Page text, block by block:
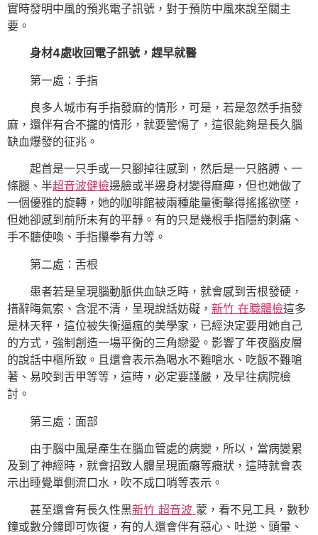
實時發明中風的預兆電子訊號，對于預防中風來說至關主
要。
身材4處收回電子訊號，趕早就醫
第一處：手指
良多人城市有手指發麻的情形，可是，若是忽然手指發
麻，還伴有合不攏的情形，就要警惕了，這很能夠是長久腦
缺血爆發的征兆。
起首是一只手或一只腳掉往感到，然后是一只胳膊、一
條腿、半超音波健檢邊臉或半邊身材變得麻痺，但也她做了
一個優雅的旋轉，她的咖啡館被兩種能量衝擊得搖搖欲墜，
但她卻感到前所未有的平靜。有的只是幾根手指隱約刺痛、
手不聽使喚、手指攥拳有力等。
第二處：舌根
患者若是呈現腦動脈供血缺乏時，就會感到舌根發硬，
措辭晦氣索、含混不清，呈現說話妨礙， 新竹 在職體檢這多
是林天秤，這位被失衡逼瘋的美學家，已經決定要用她自己
的方式，強制創造一場平衡的三角戀愛。影響了年夜腦皮層
的說話中樞所致。且還會表示為喝水不難嗆水、吃飯不難嗆
著、易咬到舌甲等等，這時，必定要謹嚴，及早往病院檢
討。
第三處：面部
由于腦中風是產生在腦血管處的病變，所以，當病變累
及到了神經時，就會招致人體呈現面癱等癥狀，這時就會表
示出睡覺單側流口水，吹不成口哨等表示。
甚至還會有長久性黑新竹 超音波 蒙，看不見工具，數秒
鐘或數分鐘即可恢復，有的人還會伴有惡心、吐逆、頭暈、